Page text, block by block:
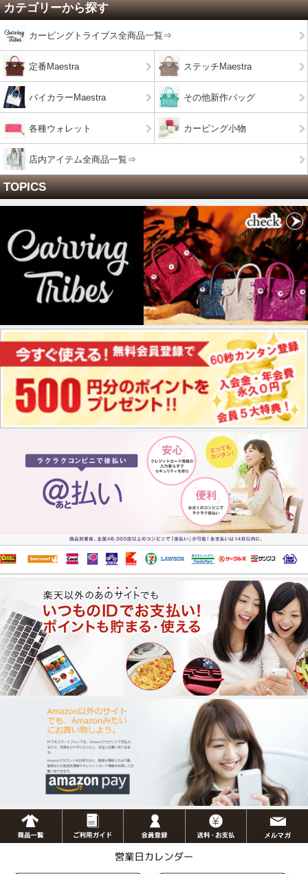
カテゴリーから探す
カービングトライブス全商品一覧⇒
定番Maestra ステッチMaestra
バイカラーMaestra その他新作バッグ
各種ウォレット カービング小物
店内アイテム全商品一覧⇒
TOPICS